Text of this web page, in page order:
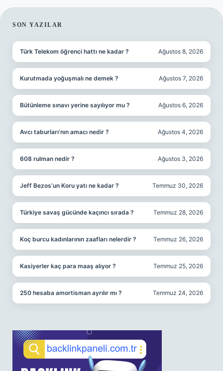
SIDEBAR
SON YAZILAR
Türk Telekom öğrenci hattı ne kadar ? Ağustos 8, 2026
Kurutmada yoğuşmalı ne demek ? Ağustos 7, 2026
Bütünleme sınavı yerine sayılıyor mu ? Ağustos 6, 2026
Avcı taburları’nın amacı nedir ? Ağustos 4, 2026
608 rulman nedir ? Ağustos 3, 2026
Jeff Bezos’un Koru yatı ne kadar ? Temmuz 30, 2026
Türkiye savaş gücünde kaçıncı sırada ? Temmuz 28, 2026
Koç burcu kadınlarının zaafları nelerdir ? Temmuz 26, 2026
Kasiyerler kaç para maaş alıyor ? Temmuz 25, 2026
250 hesaba amortisman ayrılır mı ? Temmuz 24, 2026